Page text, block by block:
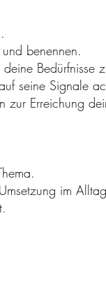
benennen.
Bedürfnisse
seine Signale
Erreichung
im